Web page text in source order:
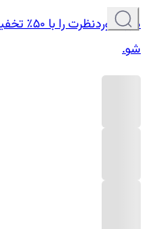
دوره
شو.